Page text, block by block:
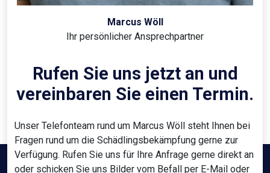
Marcus Wöll
Ihr persönlicher Ansprechpartner
Rufen Sie uns jetzt an und
vereinbaren Sie einen Termin.
Unser Telefonteam rund um Marcus Wöll steht Ihnen bei
Fragen rund um die Schädlingsbekämpfung gerne zur
Verfügung. Rufen Sie uns für Ihre Anfrage gerne direkt an
oder schicken Sie uns Bilder vom Befall per E-Mail oder